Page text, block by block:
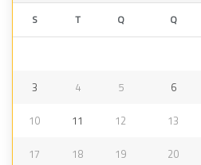
S T Q Q
3 4 5 6
10 11 12 13
17 18 19 20